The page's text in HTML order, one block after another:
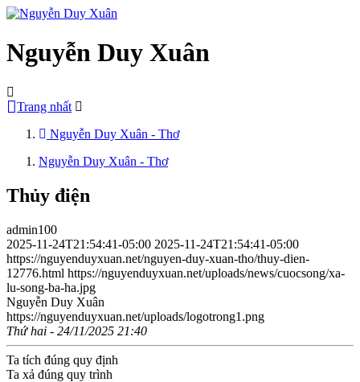
Nguyễn Duy Xuân
Trang nhất
Nguyễn Duy Xuân - Thơ
Nguyễn Duy Xuân - Thơ
Thủy điện
admin100
2025-11-24T21:54:41-05:00 2025-11-24T21:54:41-05:00
https://nguyenduyxuan.net/nguyen-duy-xuan-tho/thuy-dien-
12776.html https://nguyenduyxuan.net/uploads/news/cuocsong/xa-
lu-song-ba-ha.jpg
Nguyễn Duy Xuân
https://nguyenduyxuan.net/uploads/logotrong1.png
Thứ hai - 24/11/2025 21:40
Ta tích đúng quy định
Ta xả đúng quy trình